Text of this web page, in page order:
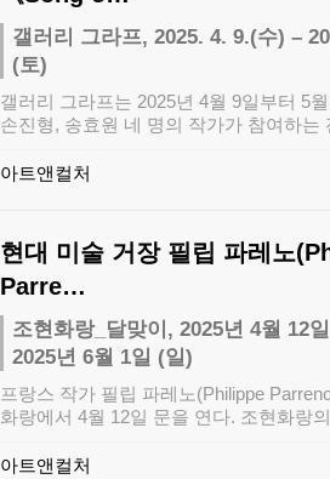
갤러리 그라프, 2025. 4. 9.(수) –
(토)
갤러리 그라프는 2025년 4월 9일부터 5
손진형, 송효원 네 명의 작가가 참여하는
아트앤컬처
현대 미술 거장 필립 파레노
Parre…
조현화랑_달맞이, 2025년 4월 12
2025년 6월 1일 (일)
프랑스 작가 필립 파레노(Philippe
화랑에서 4월 12일 문을 연다. 조현화랑
아트앤컬처